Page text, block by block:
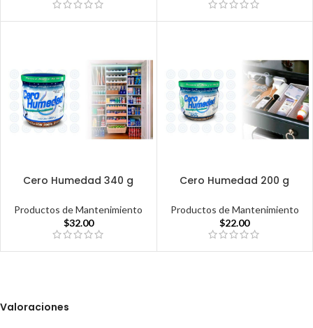
Cero Humedad 340 g
Productos de Mantenimiento
$32.00
Cero Humedad 200 g
Productos de Mantenimiento
$22.00
Valoraciones